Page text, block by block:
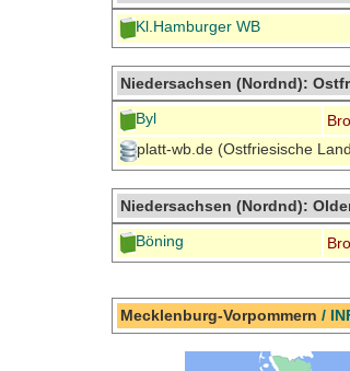
Kl.Hamburger WB
Niedersachsen (Nordnd):
Byl
platt-wb.de (Ostfriesische
Niedersachsen (Nordnd):
Böning
Mecklenburg-Vorpommern /